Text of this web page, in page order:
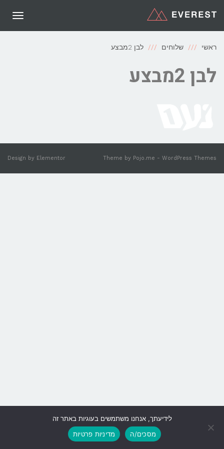
ראשי שלוחים לבן 2מבצע
לבן 2מבצע
Theme by Pojo.me - WordPress Themes
Design by Elementor
גלילה
לראש
לידיעתך, אנחנו משתמשים בעוגיות באתר זה
מסכים/ה
מדיניות פרטיות